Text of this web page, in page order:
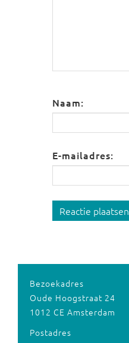
Naam:
E-mailadres:
Reactie plaatsen
Bezoekadres
Oude Hoogstraat 24
1012 CE Amsterdam
Postadres